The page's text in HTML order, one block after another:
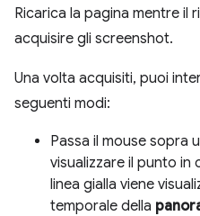
Ricarica la pagina mentre il
acquisire gli screenshot.
Una volta acquisiti, puoi
seguenti modi:
Passa il mouse sopra
visualizzare il punto in
linea gialla viene
temporale della